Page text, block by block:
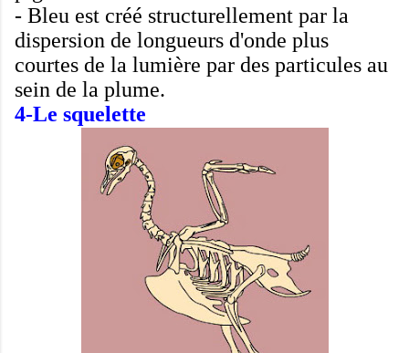
- Bleu est créé structurellement par la
dispersion de longueurs d'onde plus
courtes de la lumière par des particules au
sein de la plume.
4-Le squelette